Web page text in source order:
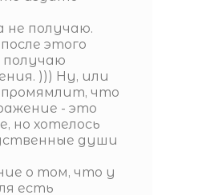
получаю.
этого
получаю
))) Ну, или
что
- это
но хотелось
души
о том, что у
есть